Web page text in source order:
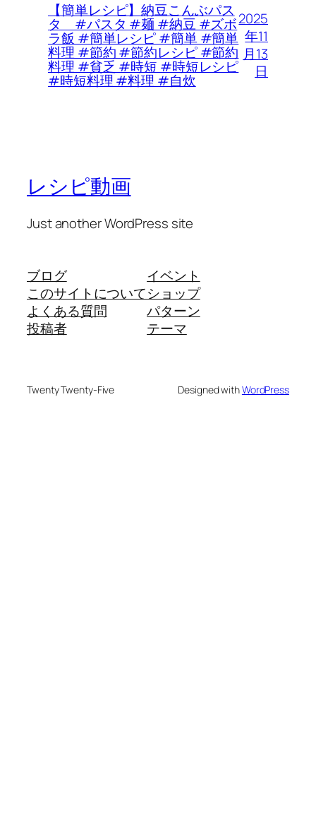
【簡単レシピ】納豆こんぶパス
タ #パスタ #麺 #納豆 #ズボ
ラ飯 #簡単レシピ #簡単 #簡単
料理 #節約 #節約レシピ #節約
料理 #貧乏 #時短 #時短レシピ
#時短料理 #料理 #自炊
2025
年11
月13
日
レシピ動画
Just another WordPress site
ブログ
このサイトについて
よくある質問
投稿者
イベント
ショップ
パターン
テーマ
Twenty Twenty-Five Designed withWordPress